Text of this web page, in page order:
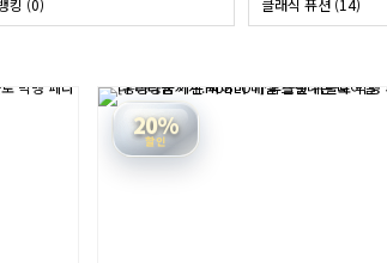
킹 (0) 클래식 퓨션 (14)
20%
할인